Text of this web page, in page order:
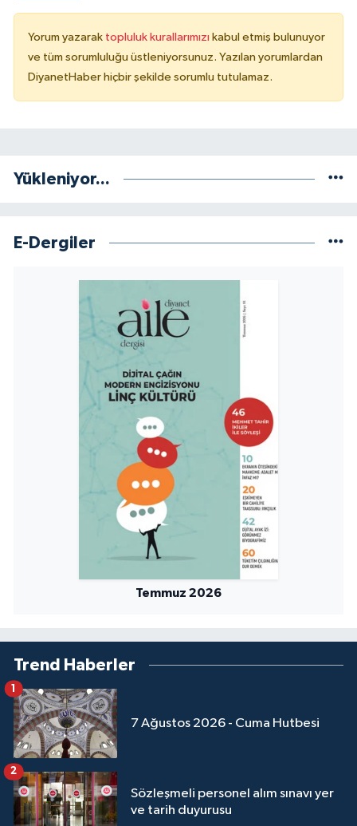
Yorum yazarak topluluk kurallarımızı kabul etmiş bulunuyor
ve tüm sorumluluğu üstleniyorsunuz. Yazılan yorumlardan
DiyanetHaber hiçbir şekilde sorumlu tutulamaz.
Yükleniyor...
E-Dergiler
Temmuz 2026
Trend Haberler
7 Ağustos 2026 - Cuma Hutbesi
1
Sözleşmeli personel alım sınavı yer
ve tarih duyurusu
2